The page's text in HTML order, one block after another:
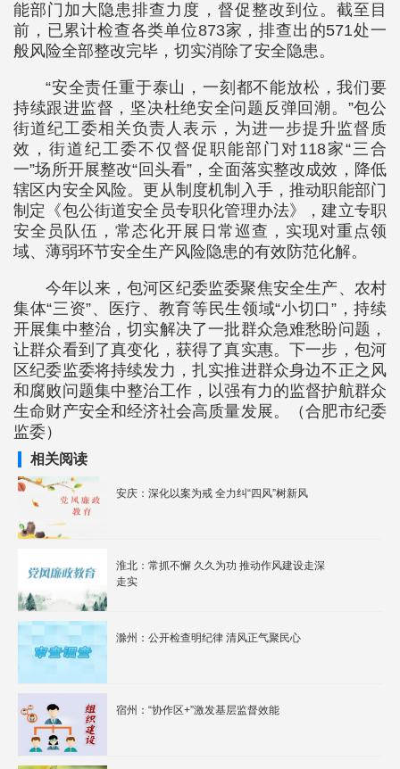
能部门加大隐患排查力度，督促整改到位。截至目
前，已累计检查各类单位873家，排查出的571处一
般风险全部整改完毕，切实消除了安全隐患。
“安全责任重于泰山，一刻都不能放松，我们要
持续跟进监督，坚决杜绝安全问题反弹回潮。”包公
街道纪工委相关负责人表示，为进一步提升监督质
效，街道纪工委不仅督促职能部门对118家“三合
一”场所开展整改“回头看”，全面落实整改成效，降低
辖区内安全风险。更从制度机制入手，推动职能部门
制定《包公街道安全员专职化管理办法》，建立专职
安全员队伍，常态化开展日常巡查，实现对重点领
域、薄弱环节安全生产风险隐患的有效防范化解。
今年以来，包河区纪委监委聚焦安全生产、农村
集体“三资”、医疗、教育等民生领域“小切口”，持续
开展集中整治，切实解决了一批群众急难愁盼问题，
让群众看到了真变化，获得了真实惠。下一步，包河
区纪委监委将持续发力，扎实推进群众身边不正之风
和腐败问题集中整治工作，以强有力的监督护航群众
生命财产安全和经济社会高质量发展。（合肥市纪委
监委）
相关阅读
安庆：深化以案为戒 全力纠“四风”树新风
淮北：常抓不懈 久久为功 推动作风建设走深
走实
滁州：公开检查明纪律 清风正气聚民心
宿州：“协作区+”激发基层监督效能